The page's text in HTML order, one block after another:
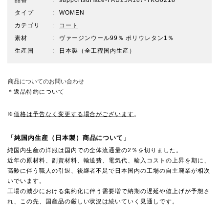
タイプ
WOMEN
カテゴリ
コート
素材
ヴァージンウール99％ ポリウレタン1％
生産国
日本製（全工程国内生産）
商品についてのお問い合わせ
＊返品特約について
※価格は予告なく変更する場合がございます。
「純国内生産（日本製）商品について」
純国内生産の洋服は国内での全体流通量の2％を切りました。
近年の原材料、副資材料、輸送費、電気代、輸入コストの上昇を期に、
高齢に伴う職人の引退、後継者不足で日本国内の工場の自主廃業が相次
いでいます。
工場の減少における集約化に伴う需要増で納期の遅延や値上げが予想さ
れ、この先、国産品の厳しい状況は続いていく見通しです。